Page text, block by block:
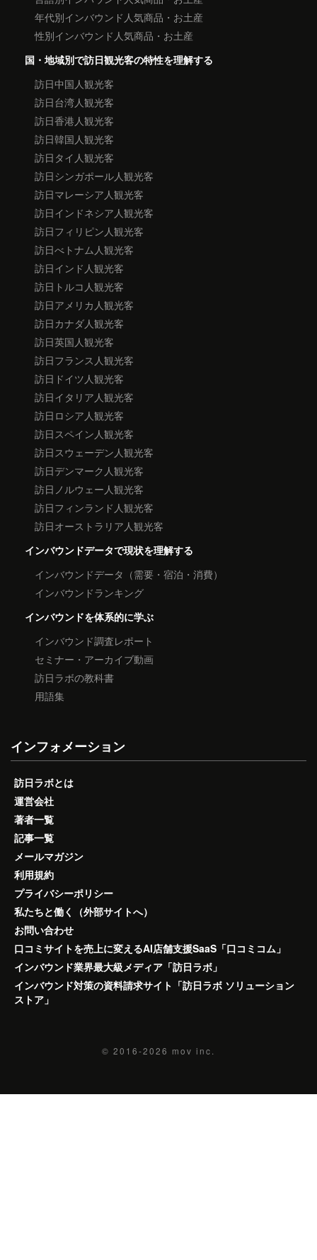
年代別インバウンド人気商品・お土産
性別インバウンド人気商品・お土産
国・地域別で訪日観光客の特性を理解する
訪日中国人観光客
訪日台湾人観光客
訪日香港人観光客
訪日韓国人観光客
訪日タイ人観光客
訪日シンガポール人観光客
訪日マレーシア人観光客
訪日インドネシア人観光客
訪日フィリピン人観光客
訪日べトナム人観光客
訪日インド人観光客
訪日トルコ人観光客
訪日アメリカ人観光客
訪日カナダ人観光客
訪日英国人観光客
訪日フランス人観光客
訪日ドイツ人観光客
訪日イタリア人観光客
訪日ロシア人観光客
訪日スペイン人観光客
訪日スウェーデン人観光客
訪日デンマーク人観光客
訪日ノルウェー人観光客
訪日フィンランド人観光客
訪日オーストラリア人観光客
インバウンドデータで現状を理解する
インバウンドデータ（需要・宿泊・消費）
インバウンドランキング
インバウンドを体系的に学ぶ
インバウンド調査レポート
セミナー・アーカイブ動画
訪日ラボの教科書
用語集
インフォメーション
訪日ラボとは
運営会社
著者一覧
記事一覧
メールマガジン
利用規約
プライバシーポリシー
私たちと働く（外部サイトへ）
お問い合わせ
口コミサイトを売上に変えるAI店舗支援SaaS「口コミコム」
インバウンド業界最大級メディア「訪日ラボ」
インバウンド対策の資料請求サイト「訪日ラボ ソリューション
ストア」
© 2016-2026 mov inc.